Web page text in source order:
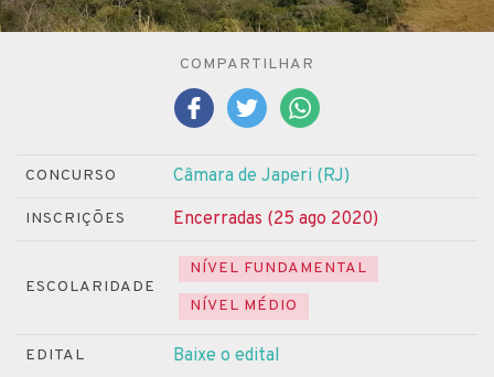
COMPARTILHAR
CONCURSO Câmara de Japeri (RJ)
INSCRIÇÕES Encerradas (25 ago 2020)
ESCOLARIDADE
NÍVEL FUNDAMENTAL
NÍVEL MÉDIO
EDITAL Baixe o edital